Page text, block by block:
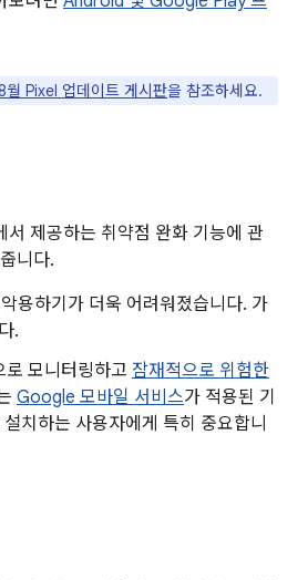
월 Pixel 업데이트 게시판을 참조하세요.
서 제공하는 취약점 완화 기능에 관
니다.
용하기가 더욱 어려워졌습니다. 가
.
모니터링하고 잠재적으로 위험한
Google 모바일 서비스가 적용된 기
치하는 사용자에게 특히 중요합니